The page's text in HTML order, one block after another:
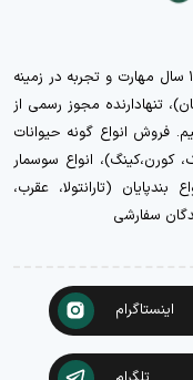
همگام با تکنولوژی روز دنیا و همچنین تکیه بر ۱۵ سال مهارت و تجربه در زمینه
تنهادارنده مجوز رسمی از
فروش انواع گونه حیوانات
کورن،کینگ)، انواع سوسمار
بندپایان (تارانتولا، عقرب،
سفارشی
اینستاگرام